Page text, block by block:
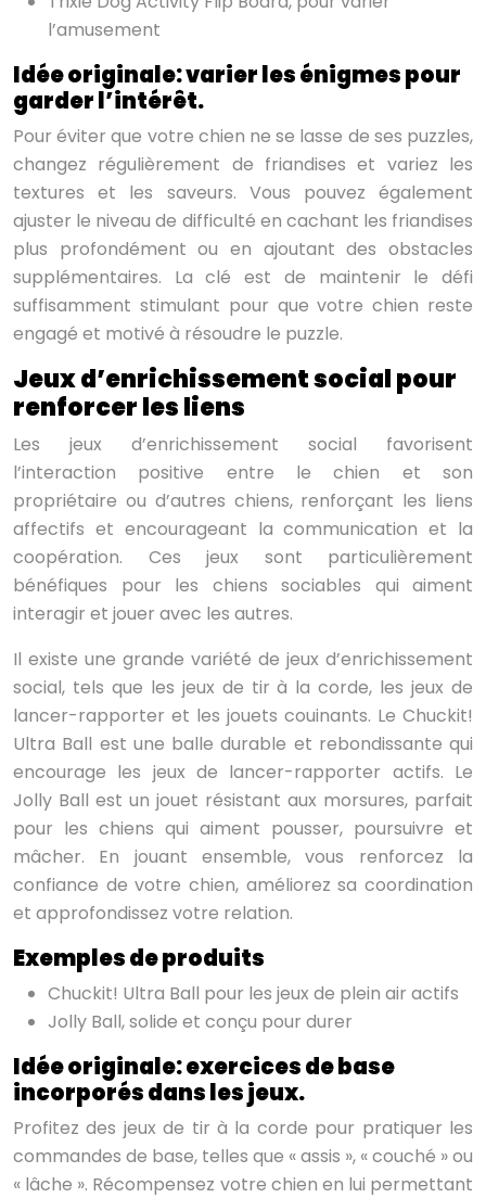
l’amusement
Idée originale: varier les énigmes pour
garder l’intérêt.
Pour éviter que votre chien ne se lasse de ses puzzles,
changez régulièrement de friandises et variez les
textures et les saveurs. Vous pouvez également
ajuster le niveau de difficulté en cachant les friandises
plus profondément ou en ajoutant des obstacles
supplémentaires. La clé est de maintenir le défi
suffisamment stimulant pour que votre chien reste
engagé et motivé à résoudre le puzzle.
Jeux d’enrichissement social pour
renforcer les liens
Les jeux d’enrichissement social favorisent
l’interaction positive entre le chien et son
propriétaire ou d’autres chiens, renforçant les liens
affectifs et encourageant la communication et la
coopération. Ces jeux sont particulièrement
bénéfiques pour les chiens sociables qui aiment
interagir et jouer avec les autres.
Il existe une grande variété de jeux d’enrichissement
social, tels que les jeux de tir à la corde, les jeux de
lancer-rapporter et les jouets couinants. Le Chuckit!
Ultra Ball est une balle durable et rebondissante qui
encourage les jeux de lancer-rapporter actifs. Le
Jolly Ball est un jouet résistant aux morsures, parfait
pour les chiens qui aiment pousser, poursuivre et
mâcher. En jouant ensemble, vous renforcez la
confiance de votre chien, améliorez sa coordination
et approfondissez votre relation.
Exemples de produits
Chuckit! Ultra Ball pour les jeux de plein air actifs
Jolly Ball, solide et conçu pour durer
Idée originale: exercices de base
incorporés dans les jeux.
Profitez des jeux de tir à la corde pour pratiquer les
commandes de base, telles que « assis », « couché » ou
« lâche ». Récompensez votre chien en lui permettant